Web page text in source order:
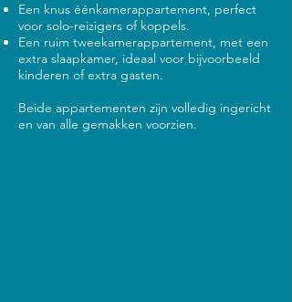
Een knus éénkamerappartement, perfect
voor solo-reizigers of koppels.
Een ruim tweekamerappartement, met een
extra slaapkamer, ideaal voor bijvoorbeeld
kinderen of extra gasten.
Beide appartementen zijn volledig ingericht
en van alle gemakken voorzien.